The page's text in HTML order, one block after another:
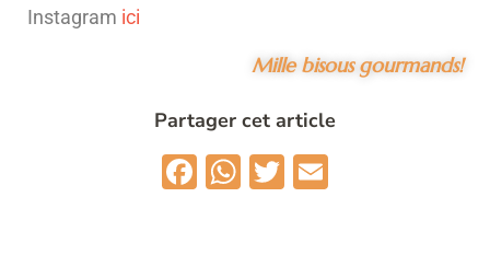
Instagram ici
Mille bisous gourmands!
Partager cet article
Facebook
WhatsApp
Twitter